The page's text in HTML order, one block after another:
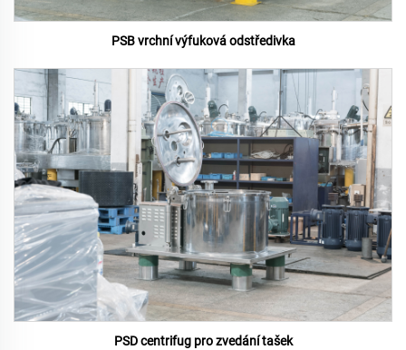
PSB vrchní výfuková odstředivka
PSD centrifug pro zvedání tašek